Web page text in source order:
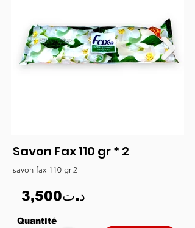
Savon Fax 110 gr * 2
savon-fax-110-gr-2
3,500د.ت
Quantité